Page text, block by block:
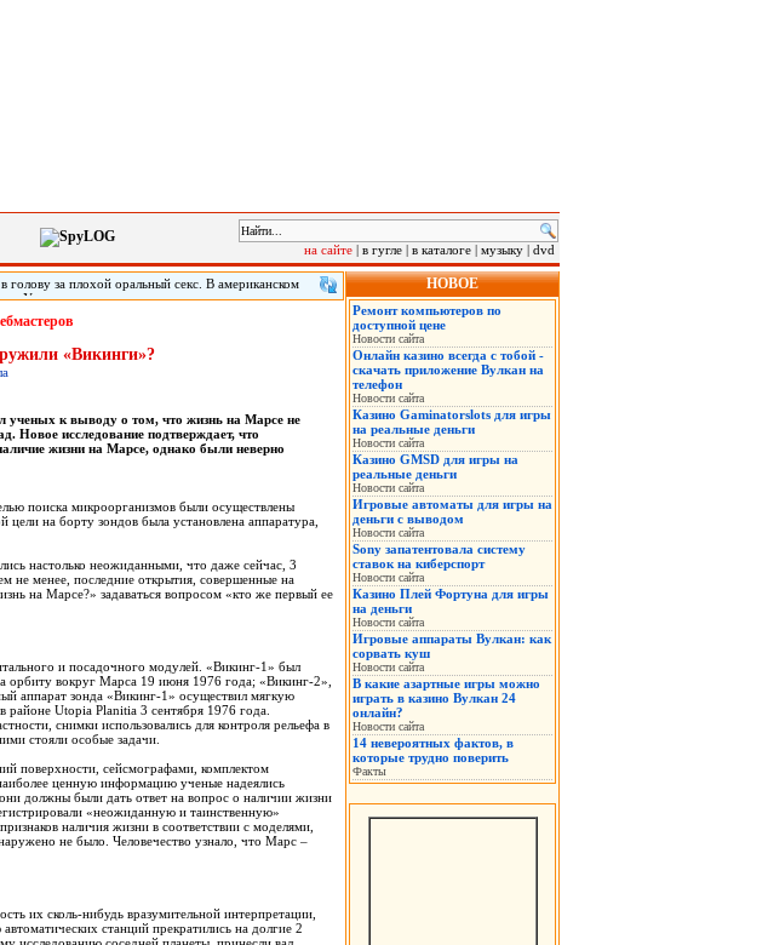
на сайте | в гугле | в каталоге | музыку | dvd
за плохой оральный секс. В американском
Уоллен дважды выстрелила своему клиенту в
живым спустя три дня после инцидента.
«Викинги»?
ученых к выводу о том, что жизнь на Марсе не
Новое исследование подтверждает, что
жизни на Марсе, однако были неверно
поиска микроорганизмов были осуществлены
на борту зондов была установлена аппаратура,
настолько неожиданными, что даже сейчас, 3
не менее, последние открытия, совершенные на
на Марсе?» задаваться вопросом «кто же первый ее
и посадочного модулей. «Викинг-1» был
орбиту вокруг Марса 19 июня 1976 года; «Викинг-2»,
аппарат зонда «Викинг-1» осуществил мягкую
Utopia Planitia 3 сентября 1976 года.
снимки использовались для контроля рельефа в
стояли особые задачи.
поверхности, сейсмографами, комплектом
ценную информацию ученые надеялись
должны были дать ответ на вопрос о наличии жизни
«неожиданную и таинственную»
наличия жизни в соответствии с моделями,
не было. Человечество узнало, что Марс –
их сколь-нибудь вразумительной интерпретации,
станций прекратились на долгие 2
НОВОЕ
Ремонт компьютеров по
доступной цене
Новости сайта
Онлайн казино всегда с тобой -
скачать приложение Вулкан на
телефон
Новости сайта
Казино Gaminatorslots для игры
на реальные деньги
Новости сайта
Казино GMSD для игры на
реальные деньги
Новости сайта
Игровые автоматы для игры на
деньги с выводом
Новости сайта
Sony запатентовала систему
ставок на киберспорт
Новости сайта
Казино Плей Фортуна для игры
на деньги
Новости сайта
Игровые аппараты Вулкан: как
сорвать куш
Новости сайта
В какие азартные игры можно
играть в казино Вулкан 24
онлайн?
Новости сайта
14 невероятных фактов, в
которые трудно поверить
Факты